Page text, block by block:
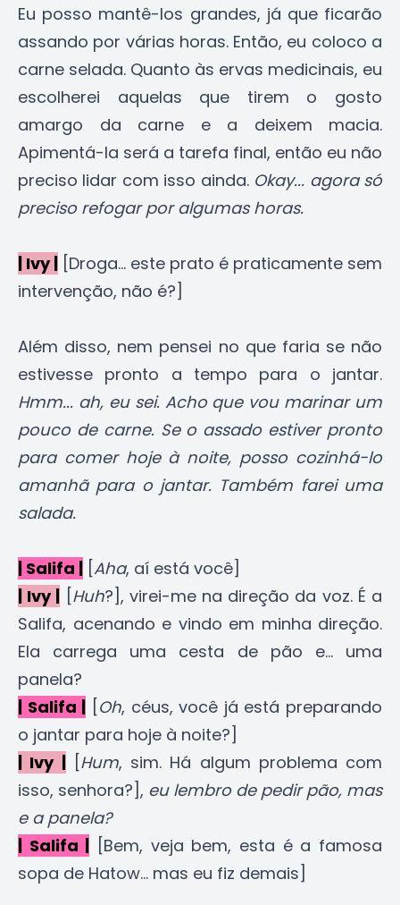
Eu posso mantê-los grandes, já que ficarão
assando por várias horas. Então, eu coloco a
carne selada. Quanto às ervas medicinais, eu
escolherei aquelas que tirem o gosto
amargo da carne e a deixem macia.
Apimentá-la será a tarefa final, então eu não
preciso lidar com isso ainda. Okay... agora só
preciso refogar por algumas horas.
| Ivy | [Droga... este prato é praticamente sem
intervenção, não é?]
Além disso, nem pensei no que faria se não
estivesse pronto a tempo para o jantar.
Hmm... ah, eu sei. Acho que vou marinar um
pouco de carne. Se o assado estiver pronto
para comer hoje à noite, posso cozinhá-lo
amanhã para o jantar. Também farei uma
salada.
| Salifa | [Aha, aí está você]
| Ivy | [Huh?], virei-me na direção da voz. É a
Salifa, acenando e vindo em minha direção.
Ela carrega uma cesta de pão e... uma
panela?
| Salifa | [Oh, céus, você já está preparando
o jantar para hoje à noite?]
| Ivy |[Hum, sim. Há algum problema com
isso, senhora?], eu lembro de pedir pão, mas
e a panela?
| Salifa | [Bem, veja bem, esta é a famosa
sopa de Hatow... mas eu fiz demais]